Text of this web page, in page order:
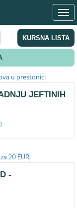
KURSNA LISTA
JEFTINIH
-